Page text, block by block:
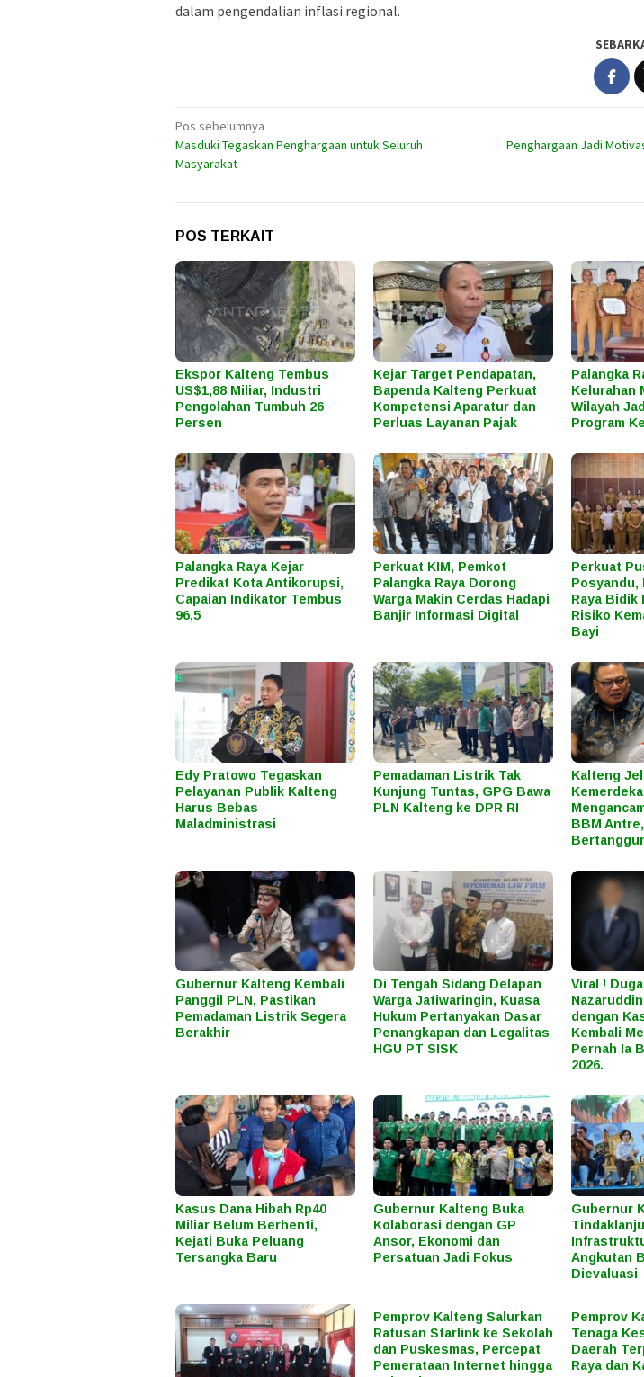
dalam pengendalian inflasi regional.
Navigasi
pos
Pos sebelumnya
Masduki Tegaskan Penghargaan untuk Seluruh
Masyarakat
Penghargaan Jadi
POS TERKAIT
Ekspor Kalteng Tembus
US$1,88 Miliar, Industri
Pengolahan Tumbuh 26
Persen
Kejar Target Pendapatan,
Bapenda Kalteng Perkuat
Kompetensi Aparatur dan
Perluas Layanan Pajak
Palangka
Kelurahan
Wilayah
Program
Palangka Raya Kejar
Predikat Kota Antikorupsi,
Capaian Indikator Tembus
96,5
Perkuat KIM, Pemkot
Palangka Raya Dorong
Warga Makin Cerdas Hadapi
Banjir Informasi Digital
Perkuat
Posyandu,
Raya Bidik
Risiko
Bayi
Edy Pratowo Tegaskan
Pelayanan Publik Kalteng
Harus Bebas
Maladministrasi
Pemadaman Listrik Tak
Kunjung Tuntas, GPG Bawa
PLN Kalteng ke DPR RI
Kalteng
BBM
Gubernur Kalteng Kembali
Panggil PLN, Pastikan
Pemadaman Listrik Segera
Berakhir
Di Tengah Sidang Delapan
Warga Jatiwaringin, Kuasa
Hukum Pertanyakan Dasar
Penangkapan dan Legalitas
HGU PT SISK
Viral !
dengan
Kembali
Pernah Ia
2026.
Kasus Dana Hibah Rp40
Miliar Belum Berhenti,
Kejati Buka Peluang
Tersangka Baru
Gubernur Kalteng Buka
Kolaborasi dengan GP
Ansor, Ekonomi dan
Persatuan Jadi Fokus
Gubernur
Angkutan
Dievaluasi
Pemprov Kalteng Salurkan
Ratusan Starlink ke Sekolah
dan Puskesmas, Percepat
Pemerataan Internet hingga
Pemprov
Tenaga
Daerah
Raya dan